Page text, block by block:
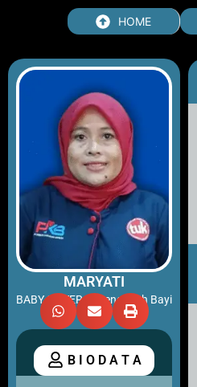
HOME
MARYATI
BABY SITTER – Pengasuh Bayi
B I O D A T A